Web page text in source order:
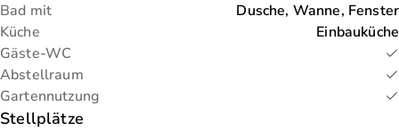
Bad mit
Dusche, Wanne, Fenster
Küche
Einbauküche
Gäste-WC
Abstellraum
Gartennutzung
Stellplätze